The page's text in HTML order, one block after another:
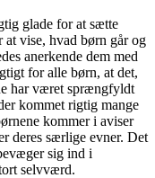
glade for at sætte
at vise, hvad børn går og
anerkende dem med
for alle børn, at det,
har været sprængfyldt
kommet rigtig mange
kommer i aviser
deres særlige evner. Det
sig ind i
selvværd.